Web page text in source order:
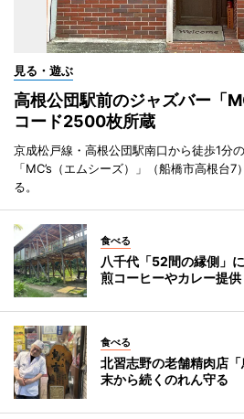
見る・遊ぶ
高根公団駅前のジャズバー「
コード2500枚所蔵
京成松戸線・高根公団駅南口から徒歩1分
「MC’s（エムシーズ）」（船橋市高根台
る。
食べる
八千代「52間の縁側」
煎コーヒーやカレー提供
食べる
北習志野の老舗精肉店
末から続くのれん守る